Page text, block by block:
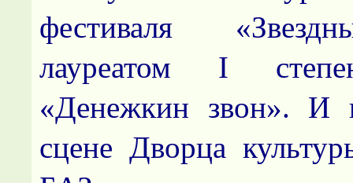
фестиваля
лауреатом I
«Денежкин звон». И
сцене Дворца